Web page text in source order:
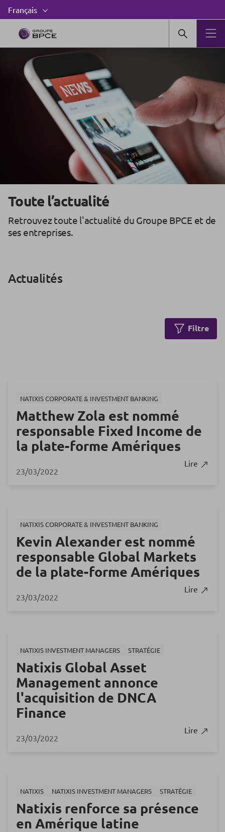
Toute l’actualité
Retrouvez toute l'actualité du Groupe BPCE et de
ses entreprises.
Actualités
Filtre
NATIXIS CORPORATE & INVESTMENT BANKING
Matthew Zola est nommé
responsable Fixed Income de
la plate-forme Amériques
23/03/2022
Lire
NATIXIS CORPORATE & INVESTMENT BANKING
Kevin Alexander est nommé
responsable Global Markets
de la plate-forme Amériques
23/03/2022
Lire
NATIXIS INVESTMENT MANAGERS STRATÉGIE
Natixis Global Asset
Management annonce
l'acquisition de DNCA
Finance
23/03/2022
Lire
NATIXIS NATIXIS INVESTMENT MANAGERS STRATÉGIE
Natixis renforce sa présence
en Amérique latine